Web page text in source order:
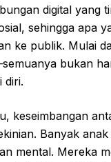
digital yang
sehingga apa
ke publik. Mulai
bukan
diri.
keseimbangan
Banyak
mental. Mereka